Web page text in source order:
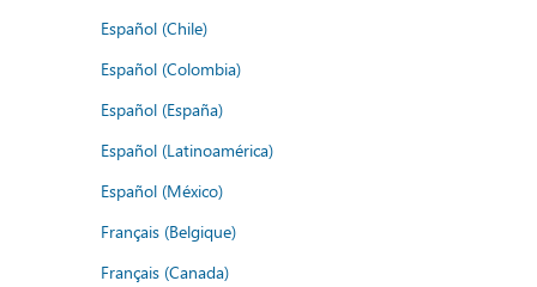
Español (Chile)
Español (Colombia)
Español (España)
Español (Latinoamérica)
Español (México)
Français (Belgique)
Français (Canada)